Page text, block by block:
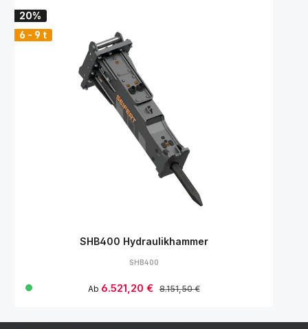
20%
6 - 9 t
SHB400 Hydraulikhammer
SHB400
Verkaufspreis:
Ab 6.521,20 € Regulärer Preis:
8.151,50 €